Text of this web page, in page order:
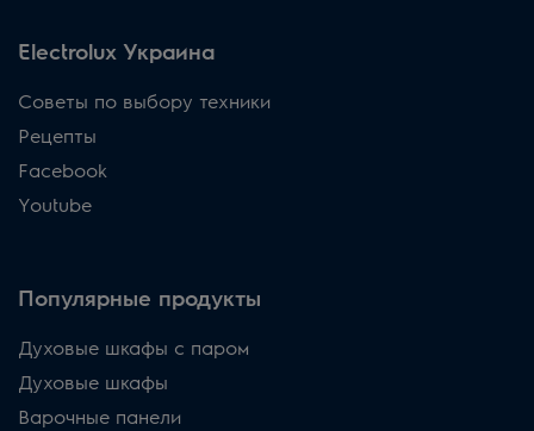
Electrolux Украина
Советы по выбору техники
Рецепты
Facebook
Youtube
Популярные продукты
Духовые шкафы с паром
Духовые шкафы
Варочные панели